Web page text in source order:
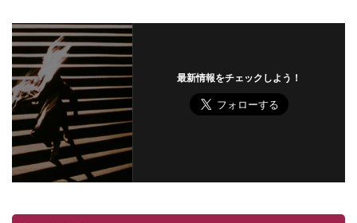
最新情報をチェックしよう！